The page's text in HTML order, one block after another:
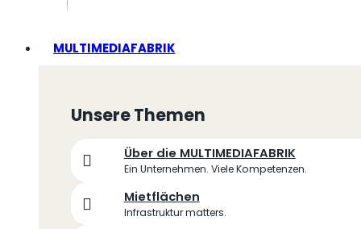
MULTIMEDIAFABRIK
Unsere Themen
Über die MULTIMEDIAFABRIK
Ein Unternehmen. Viele Kompetenzen.
Mietflächen
Infrastruktur matters.